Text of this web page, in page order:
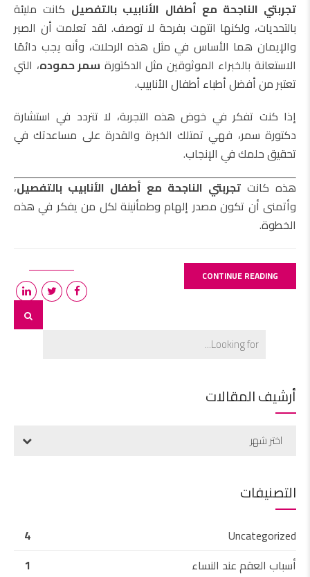
تجربتي الناجحة مع أطفال الأنابيب بالتفصيل كانت مليئة
بالتحديات، ولكنها انتهت بفرحة لا توصف. لقد تعلمت أن الصبر
والإيمان هما الأساس في مثل هذه الرحلات، وأنه يجب دائمًا
الاستعانة بالخبراء الموثوقين مثل الدكتورة سمر حموده، التي
تعتبر من أفضل أطباء أطفال الأنابيب.
إذا كنت تفكر في خوض هذه التجربة، لا تتردد في استشارة
دكتورة سمر، فهي تمتلك الخبرة والقدرة على مساعدتك في
تحقيق حلمك في الإنجاب.
هذه كانت تجربتي الناجحة مع أطفال الأنابيب بالتفصيل،
وأتمنى أن تكون مصدر إلهام وطمأنينة لكل من يفكر في هذه
الخطوة.
CONTINUE READING
أرشيف المقالات
اختر شهر
التصنيفات
Uncategorized
4
أسباب العقم عند النساء
1